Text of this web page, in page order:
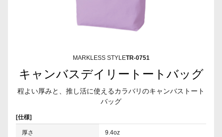
MARKLESS STYLETR-0751
キャンバスデイリートートバッグ
程よい厚みと、推し活に使えるカラバリのキャンバストート
バッグ
[仕様]
厚さ 9.4oz